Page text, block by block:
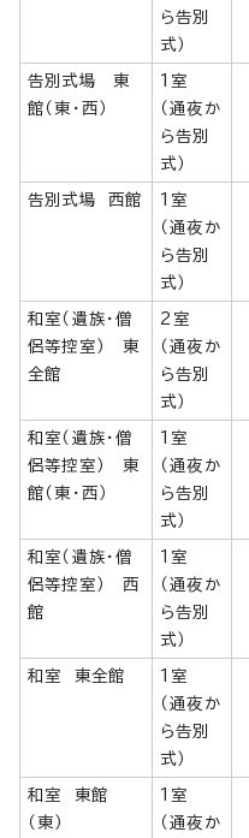
ら告別
式）
告別式場 東
館（東・西）
1室
（通夜か
ら告別
式）
告別式場 西館
1室
（通夜か
ら告別
式）
和室（遺族・僧
侶等控室） 東
全館
2室
（通夜か
ら告別
式）
和室（遺族・僧
侶等控室） 東
館（東・西）
1室
（通夜か
ら告別
式）
和室（遺族・僧
侶等控室） 西
館
1室
（通夜か
ら告別
式）
和室 東全館
1室
（通夜か
ら告別
式）
和室 東館
（東）
1室
（通夜か